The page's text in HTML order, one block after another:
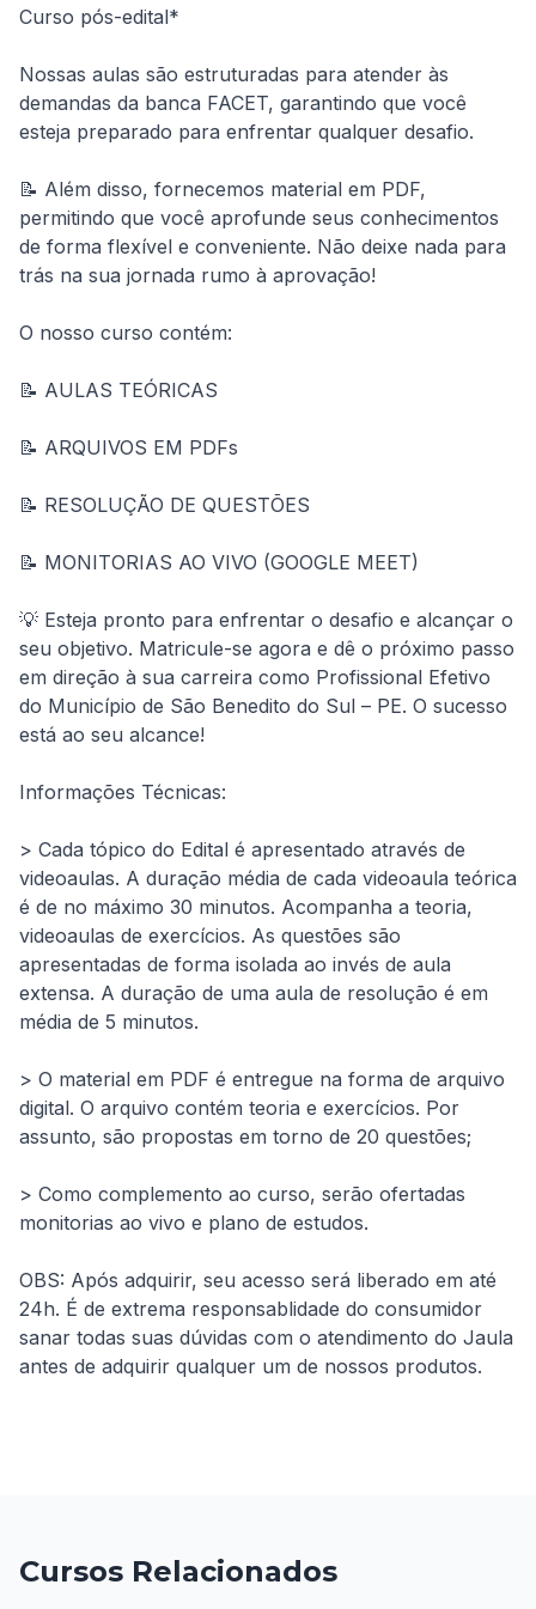
Curso pós-edital*
Nossas aulas são estruturadas para atender às
demandas da banca FACET, garantindo que você
esteja preparado para enfrentar qualquer desafio.
📝 Além disso, fornecemos material em PDF,
permitindo que você aprofunde seus conhecimentos
de forma flexível e conveniente. Não deixe nada para
trás na sua jornada rumo à aprovação!
O nosso curso contém:
📝 AULAS TEÓRICAS
📝 ARQUIVOS EM PDFs
📝 RESOLUÇÃO DE QUESTÕES
📝 MONITORIAS AO VIVO (GOOGLE MEET)
💡 Esteja pronto para enfrentar o desafio e alcançar o
seu objetivo. Matricule-se agora e dê o próximo passo
em direção à sua carreira como Profissional Efetivo
do Município de São Benedito do Sul – PE. O sucesso
está ao seu alcance!
Informações Técnicas:
> Cada tópico do Edital é apresentado através de
videoaulas. A duração média de cada videoaula teórica
é de no máximo 30 minutos. Acompanha a teoria,
videoaulas de exercícios. As questões são
apresentadas de forma isolada ao invés de aula
extensa. A duração de uma aula de resolução é em
média de 5 minutos.
> O material em PDF é entregue na forma de arquivo
digital. O arquivo contém teoria e exercícios. Por
assunto, são propostas em torno de 20 questões;
> Como complemento ao curso, serão ofertadas
monitorias ao vivo e plano de estudos.
OBS: Após adquirir, seu acesso será liberado em até
24h. É de extrema responsablidade do consumidor
sanar todas suas dúvidas com o atendimento do Jaula
antes de adquirir qualquer um de nossos produtos.
Cursos Relacionados